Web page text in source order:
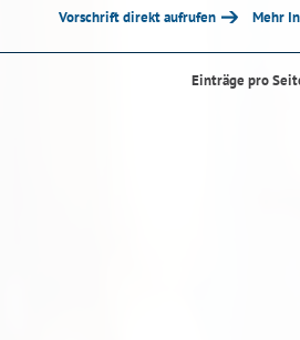
Vorschrift direkt aufrufen Mehr
Einträge pro